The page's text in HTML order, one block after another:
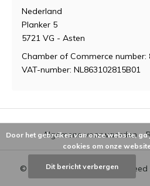
Nederland
Planker 5
5721 VG - Asten
Chamber of Commerce number:
VAT-number: NL863102815B01
© 2026 - Powered byLightspeed
Algemene voorwaarden
Door het gebruiken van onze website,
cookies om onze
Dit bericht verbergen